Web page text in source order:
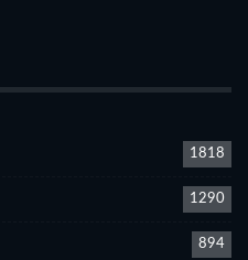
1818
1290
894